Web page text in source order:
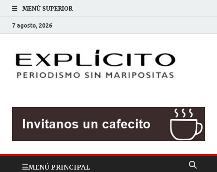
MENÚ SUPERIOR
7 agosto, 2026
MENÚ PRINCIPAL